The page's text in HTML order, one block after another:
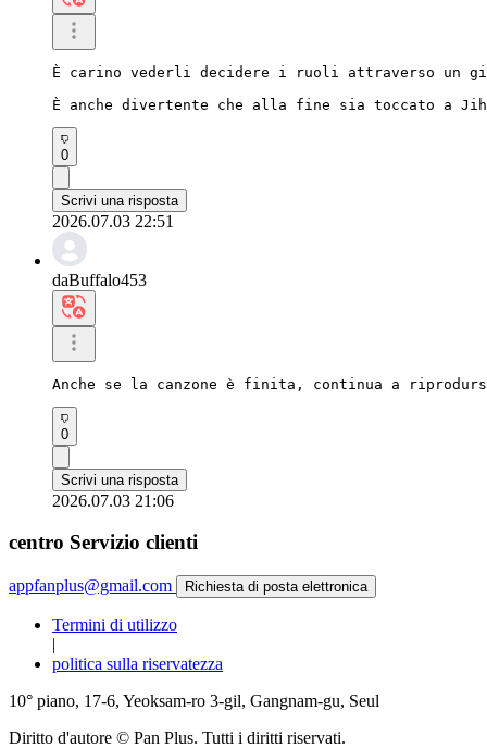
È carino vederli decidere i ruoli attraverso un
È anche divertente che alla fine sia toccato a
0
Scrivi una risposta
2026.07.03 22:51
daBuffalo453
Anche se la canzone è finita, continua a
0
Scrivi una risposta
2026.07.03 21:06
centro Servizio clienti
appfanplus@gmail.com Richiesta di posta elettronica
Termini di utilizzo
|
politica sulla riservatezza
10° piano, 17-6, Yeoksam-ro 3-gil, Gangnam-gu, Seul
Diritto d'autore © Pan Plus. Tutti i diritti riservati.